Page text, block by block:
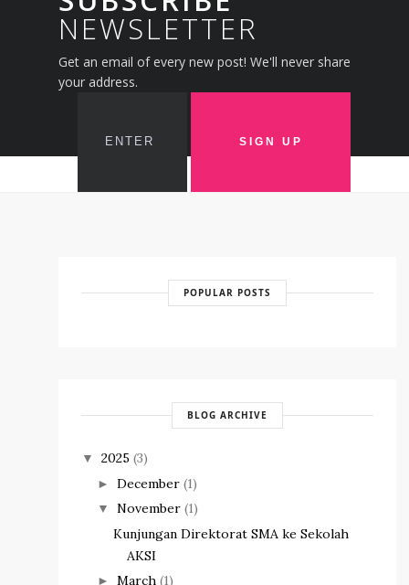
NEWSLETTER
Get an email of every new post! We'll never share
your address.
POPULAR POSTS
BLOG ARCHIVE
▼ 2025 (3)
► December (1)
▼ November (1)
Kunjungan Direktorat SMA ke Sekolah
AKSI
► March (1)